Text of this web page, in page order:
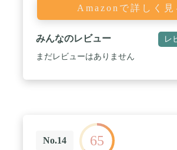
Amazonで詳しく見
みんなのレビュー レ
まだレビューはありません
No.14 65